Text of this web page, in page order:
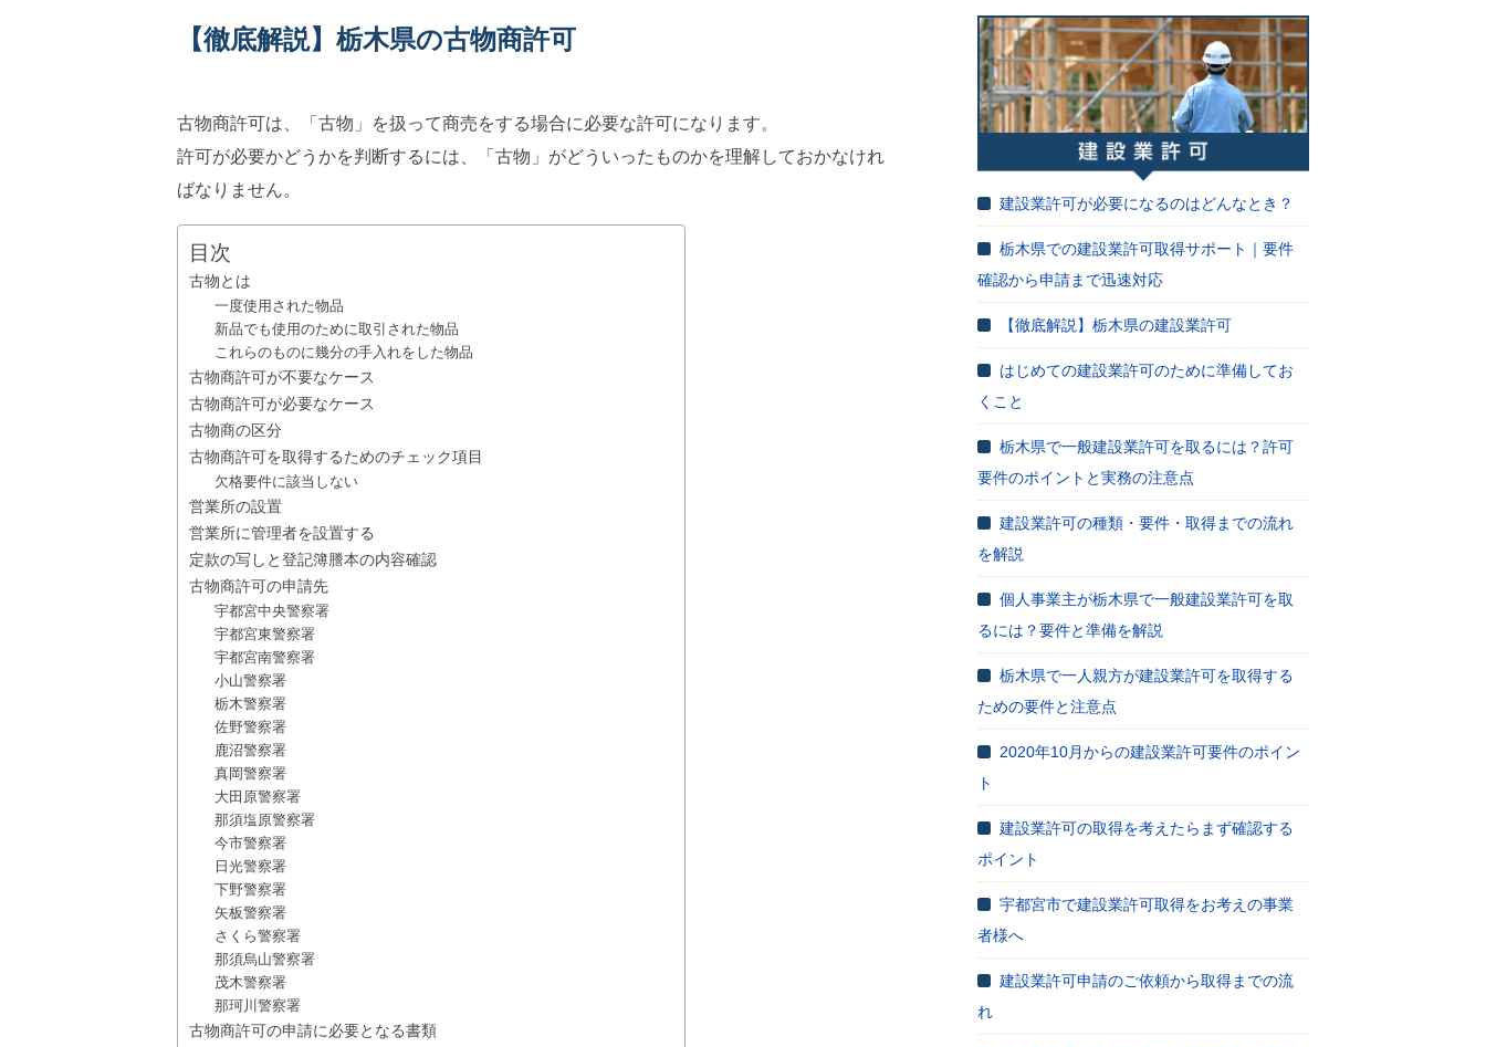
【徹底解説】栃木県の古物商許可
古物商許可は、「古物」を扱って商売をする場合に必要な許可になります。
許可が必要かどうかを判断するには、「古物」がどういったものかを理解しておかなけれ
ばなりません。
目次
古物とは
一度使用された物品
新品でも使用のために取引された物品
これらのものに幾分の手入れをした物品
古物商許可が不要なケース
古物商許可が必要なケース
古物商の区分
古物商許可を取得するためのチェック項目
欠格要件に該当しない
営業所の設置
営業所に管理者を設置する
定款の写しと登記簿謄本の内容確認
古物商許可の申請先
宇都宮中央警察署
宇都宮東警察署
宇都宮南警察署
小山警察署
栃木警察署
佐野警察署
鹿沼警察署
真岡警察署
大田原警察署
那須塩原警察署
今市警察署
日光警察署
下野警察署
矢板警察署
さくら警察署
那須烏山警察署
茂木警察署
那珂川警察署
古物商許可の申請に必要となる書類
建設業許可が必要になるのはどんなとき？
栃木県での建設業許可取得サポート｜要件
確認から申請まで迅速対応
【徹底解説】栃木県の建設業許可
はじめての建設業許可のために準備してお
くこと
栃木県で一般建設業許可を取るには？許可
要件のポイントと実務の注意点
建設業許可の種類・要件・取得までの流れ
を解説
個人事業主が栃木県で一般建設業許可を取
るには？要件と準備を解説
栃木県で一人親方が建設業許可を取得する
ための要件と注意点
2020年10月からの建設業許可要件のポイン
ト
建設業許可の取得を考えたらまず確認する
ポイント
宇都宮市で建設業許可取得をお考えの事業
者様へ
建設業許可申請のご依頼から取得までの流
れ